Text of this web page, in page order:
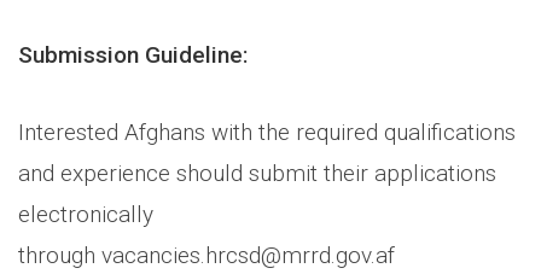
Submission Guideline:
Interested Afghans with the required qualifications
and experience should submit their applications
electronically
through vacancies.hrcsd@mrrd.gov.af